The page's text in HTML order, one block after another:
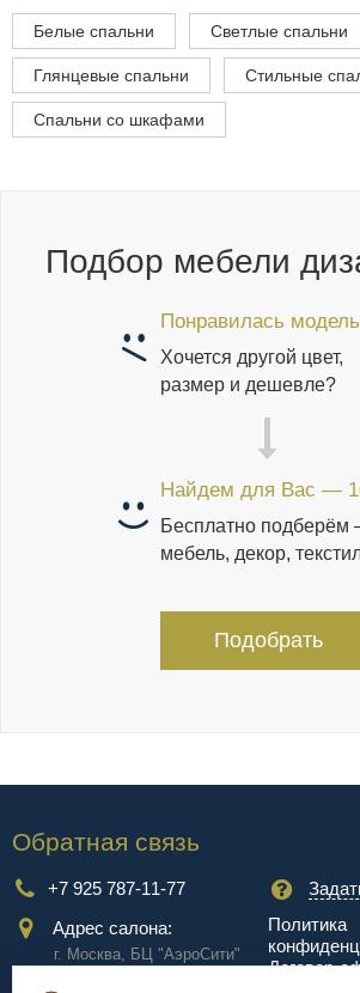
Белые спальни Светлые спальни
Глянцевые спальни Стильные
Спальни со шкафами
Подбор мебели
Понравилась
Хочется другой цвет,
размер и дешевле?
Найдем для Вас —
Бесплатно подберём
мебель, декор,
Подобрать
Обратная связь
+7 925 787-11-77
Адрес салона:
г. Москва, БЦ "АэроCити"
Куркинское ш., стр.2, 17
Политика
Договор-